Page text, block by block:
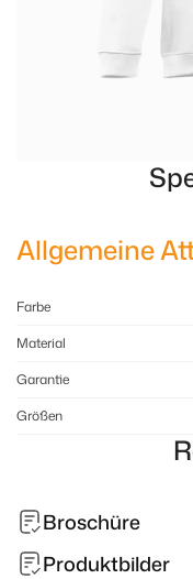
Allgemeine
Farbe
Material
Garantie
Größen
Broschüre
Produktbilder